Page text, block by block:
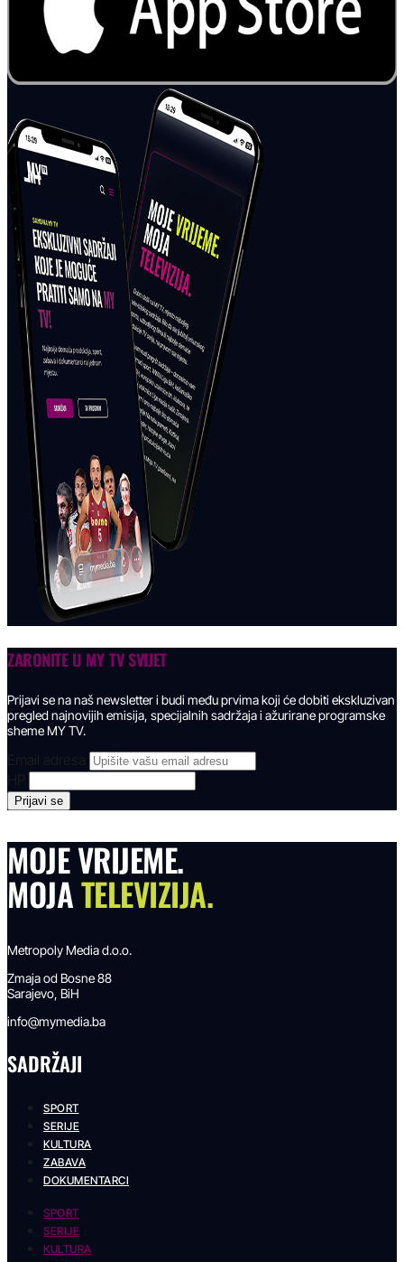
ZARONITE U MY TV SVIJET
Prijavi se na naš newsletter i budi među prvima koji će dobiti ekskluzivan
pregled najnovijih emisija, specijalnih sadržaja i ažurirane programske
sheme MY TV.
Email adresa
MOJE VRIJEME.
MOJATELEVIZIJA.
Metropoly Media d.o.o.
Zmaja od Bosne 88
Sarajevo, BiH
info@mymedia.ba
SADRŽAJI
SPORT
SERIJE
KULTURA
ZABAVA
DOKUMENTARCI
SPORT
SERIJE
KULTURA